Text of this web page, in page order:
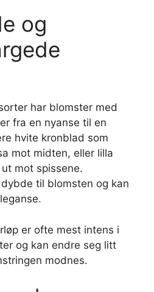
og
har blomster med
fra en nyanse til en
hvite kronblad som
mot midten, eller lilla
mot spissene.
til blomsten og kan
er ofte mest intens i
og kan endre seg litt
modnes.